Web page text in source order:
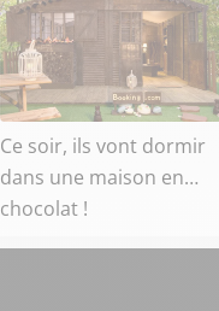
Ce soir, ils vont dormir
dans une maison en…
chocolat !